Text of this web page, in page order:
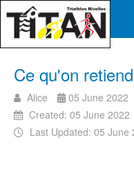
Ce qu'on
Alice
05 June 2022
Created: 05 June 2022
Last Updated: 05 June